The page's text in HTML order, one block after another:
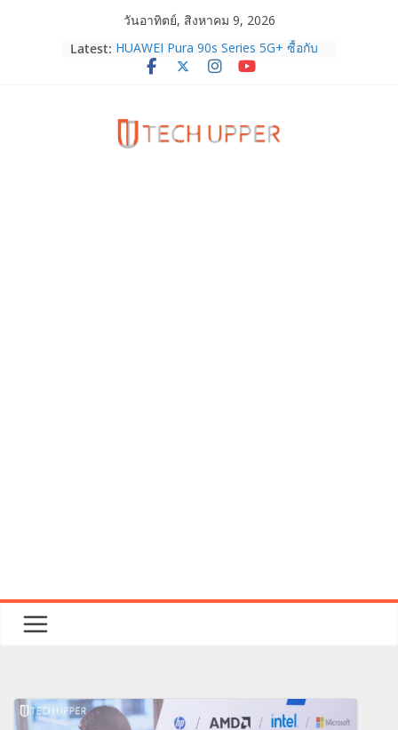
วันอาทิตย์, สิงหาคม 9, 2026
Latest: HUAWEI Pura 90s Series 5G+ ซื้อกับ
True 5G ลดสูงสุด 19,400 บาท พร้อม
TrueVisions ชวนคนไทยส่งใจเชียร์
“เนเน่ รอยัล” บนเวทีโลก ร่วมลุ้นทุก